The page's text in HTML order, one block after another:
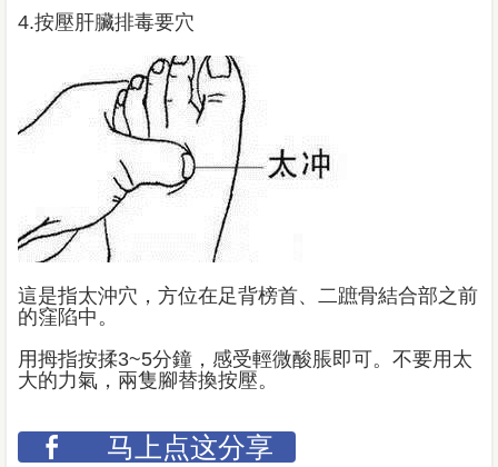
4.按壓肝臟排毒要穴
這是指太沖穴，方位在足背榜首、二蹠骨結合部之前
的窪陷中。
用拇指按揉3~5分鐘，感受輕微酸脹即可。不要用太
大的力氣，兩隻腳替換按壓。
马上点这分享